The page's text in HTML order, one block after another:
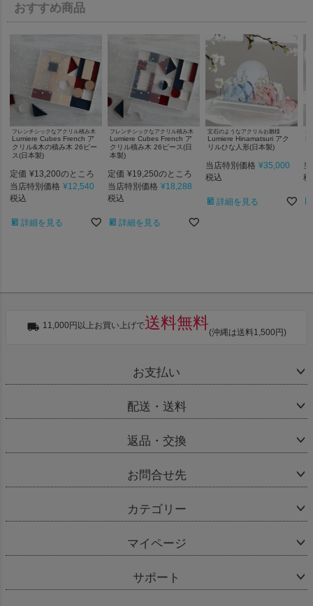
おすすめ商品
フレンチシックなアクリル積み木
Lumiere Cubes French ア
クリル&木の積み木 26ピー
ス(日本製)
定価 ¥13,200のところ
当店特別価格 ¥12,540
税込
詳細を見る
フレンチシックなアクリル積み木
Lumiere Cubes French ア
クリル積み木 26ピース(日
本製)
定価 ¥19,250のところ
当店特別価格 ¥18,288
税込
詳細を見る
宝石のようなアクリルお雛様
Lumiere Hinamatsuri アク
リルひな人形(日本製)
当店特別価格 ¥35,000
税込
詳細を見る
幸
税
11,000円以上お買い上げで送料無料
(沖縄は送料1,500円)
お支払い
配送・送料
返品・交換
お問合せ先
カテゴリー
マイページ
サポート